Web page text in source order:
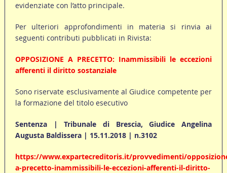
evidenziate con l’atto principale.
Per ulteriori approfondimenti in materia si rinvia ai
seguenti contributi pubblicati in Rivista:
OPPOSIZIONE A PRECETTO: Inammissibili le eccezioni
afferenti il diritto sostanziale
Sono riservate esclusivamente al Giudice competente per
la formazione del titolo esecutivo
Sentenza | Tribunale di Brescia, Giudice Angelina
Augusta Baldissera | 15.11.2018 | n.3102
https://www.expartecreditoris.it/provvedimenti/
a-precetto-inammissibili-le-eccezioni-afferenti-il-diritto-